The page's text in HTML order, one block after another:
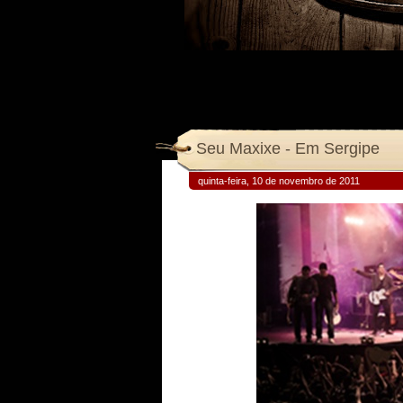
Seu Maxixe - Em Sergipe
quinta-feira, 10 de novembro de 2011